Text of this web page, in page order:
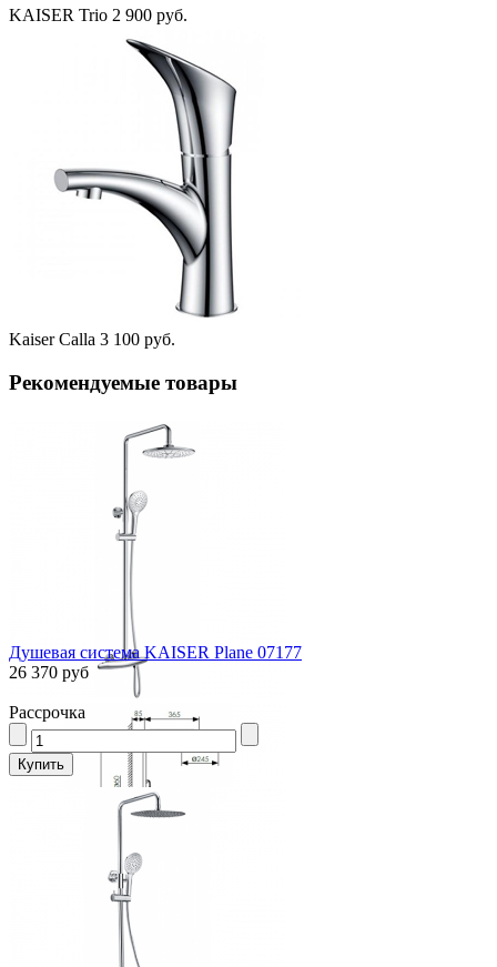
KAISER Trio 2 900 руб.
Kaiser Calla 3 100 руб.
Рекомендуемые товары
Душевая система KAISER Plane 07177
26 370 руб
Рассрочка